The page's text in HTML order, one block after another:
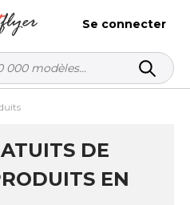
Se connecter
DE
EN